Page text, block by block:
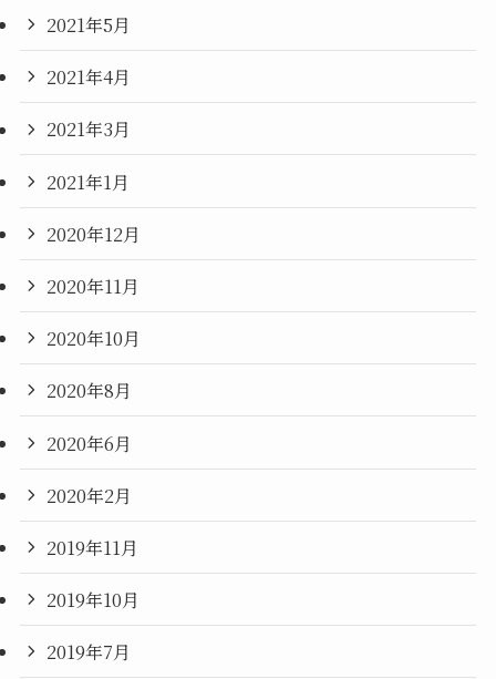
2021年5月
2021年4月
2021年3月
2021年1月
2020年12月
2020年11月
2020年10月
2020年8月
2020年6月
2020年2月
2019年11月
2019年10月
2019年7月